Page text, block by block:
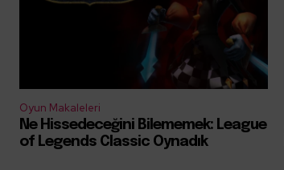
Oyun Makaleleri
Ne Hissedeceğini Bilememek: League
of Legends Classic Oynadık